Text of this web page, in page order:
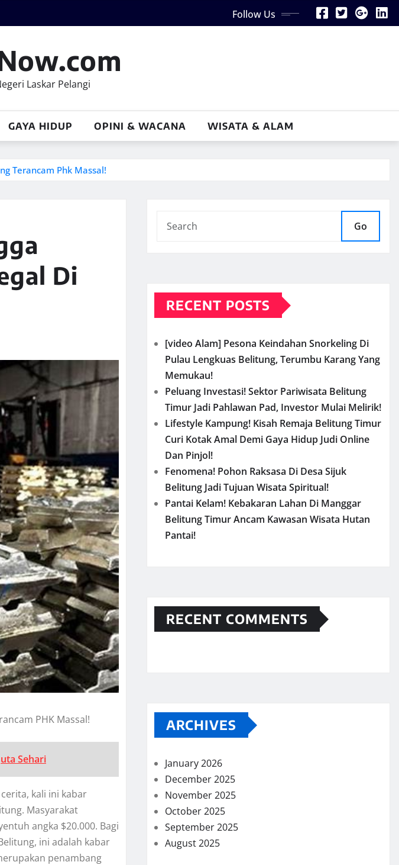
Follow Us
Laskar Pelangi
GAYA HIDUP OPINI & WACANA WISATA & ALAM
Terancam Phk Massal!
Di
PHK Massal!
Sehari
kali ini kabar
Masyarakat
angka $20.000. Bagi
ini adalah kabar
penambang
Go
RECENT POSTS
[video Alam] Pesona Keindahan Snorkeling Di
Pulau Lengkuas Belitung, Terumbu Karang Yang
Memukau!
Peluang Investasi! Sektor Pariwisata Belitung
Timur Jadi Pahlawan Pad, Investor Mulai Melirik!
Lifestyle Kampung! Kisah Remaja Belitung Timur
Curi Kotak Amal Demi Gaya Hidup Judi Online
Dan Pinjol!
Fenomena! Pohon Raksasa Di Desa Sijuk
Belitung Jadi Tujuan Wisata Spiritual!
Pantai Kelam! Kebakaran Lahan Di Manggar
Belitung Timur Ancam Kawasan Wisata Hutan
Pantai!
RECENT COMMENTS
ARCHIVES
January 2026
December 2025
November 2025
October 2025
September 2025
August 2025